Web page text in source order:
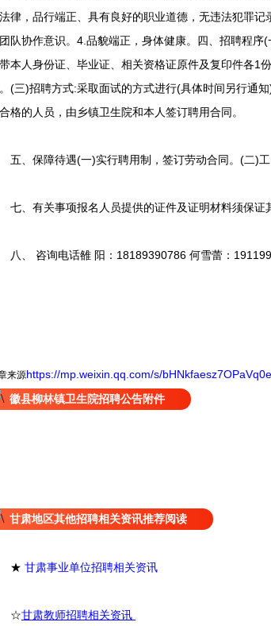
律，品行端正、具有良好的职业道德，无违法犯罪
队协作意识。4.品貌端正，身体健康。四、招聘程
本人身份证、毕业证、相关资格证原件及复印件各1
(三)招聘方式:采取面试的方式进行(具体时间另行通
格的人员，由乡镇卫生院和本人签订聘用合同。
、保障待遇(一)实行聘用制，签订劳动合同。(二)工
、有关事项报名人员提供的证件及证明材料须保证
、 咨询电话雒 阳：18189390786 何雪蕾：
来源https://mp.weixin.qq.com/s/
徽县柳林镇卫生院招聘公告附件
甘肃地区其他招聘相关资讯推荐阅读
甘肃事业单位招聘相关资讯
☆甘肃教师招聘相关资讯